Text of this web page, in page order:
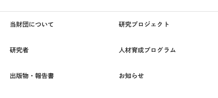
当財団について 研究プロジェクト
研究者 人材育成プログラム
出版物・報告書 お知らせ